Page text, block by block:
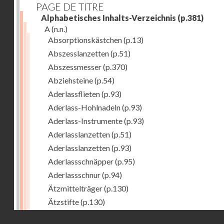
PAGE DE TITRE
Alphabetisches Inhalts-Verzeichnis (p.381)
A (n.n.)
Absorptionskästchen(p.13)
Abszesslanzetten(p.51)
Abszessmesser(p.370)
Abziehsteine(p.54)
Aderlassflieten(p.93)
Aderlass-Hohlnadeln(p.93)
Aderlass-Instrumente(p.93)
Aderlasslanzetten(p.51)
Aderlasslanzetten(p.93)
Aderlassschnäpper(p.95)
Aderlassschnur(p.94)
Ätzmittelträger(p.130)
Ätzstifte(p.130)